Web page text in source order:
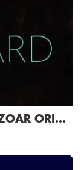
WHAT REMAINS (FROM THE BEZOAR ORIGINAL MOTION PICTURE SOUNDTRACK)